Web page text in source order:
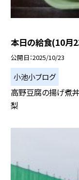
本日の給食(10月
公開日 2025/10/23
小池小ブログ
高野豆腐の揚げ煮丼
梨